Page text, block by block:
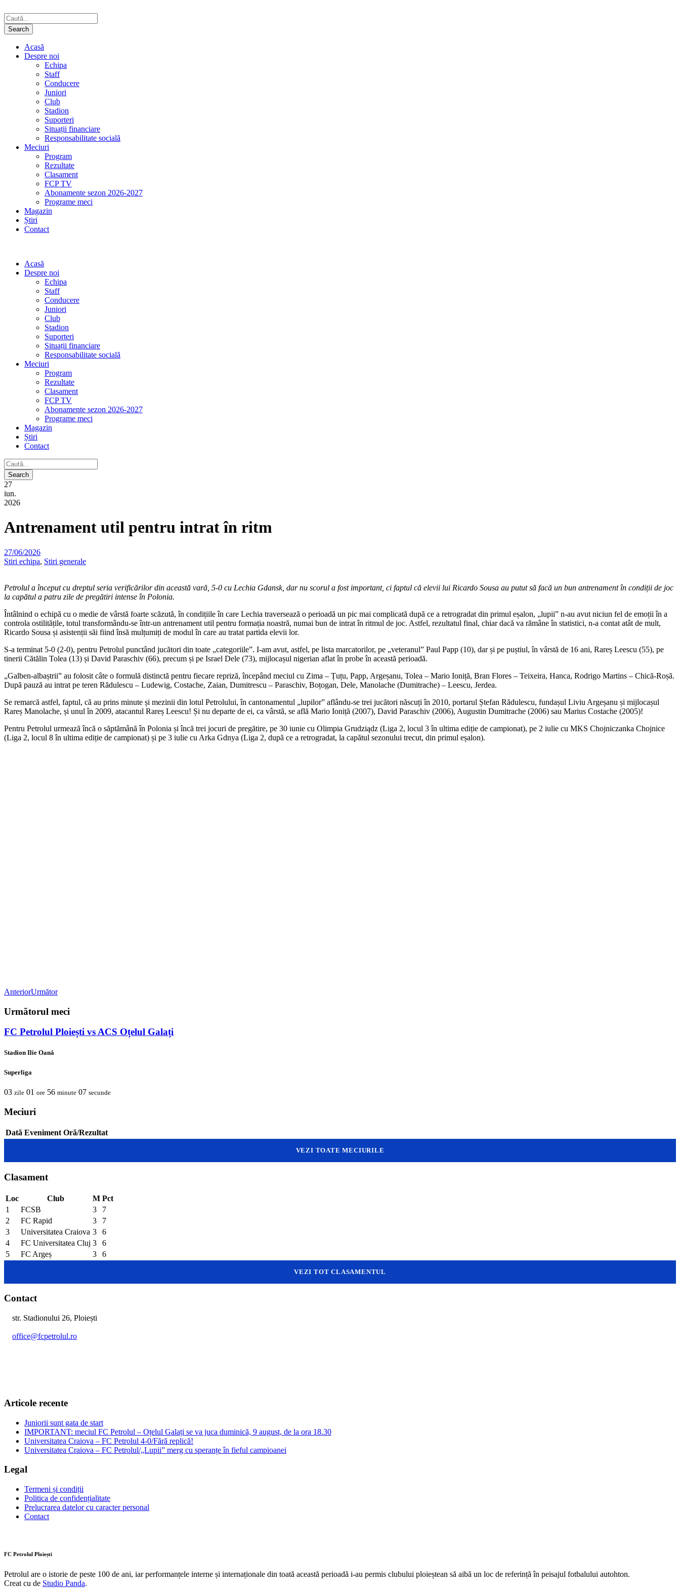
Acasă
Despre noi
Echipa
Staff
Conducere
Juniori
Club
Stadion
Suporteri
Situații financiare
Responsabilitate socială
Meciuri
Program
Rezultate
Clasament
FCP TV
Abonamente sezon 2026-2027
Programe meci
Magazin
Știri
Contact
Acasă
Despre noi
Echipa
Staff
Conducere
Juniori
Club
Stadion
Suporteri
Situații financiare
Responsabilitate socială
Meciuri
Program
Rezultate
Clasament
FCP TV
Abonamente sezon 2026-2027
Programe meci
Magazin
Știri
Contact
27
iun.
2026
Antrenament util pentru intrat în ritm
27/06/2026
Stiri echipa, Stiri generale
Petrolul a început cu dreptul seria verificărilor din această vară, 5-0 cu Lechia Gdansk, dar nu scorul a fost important, ci faptul că elevii lui Ricardo Sousa au putut să facă un bun antrenament în condiții de joc
la capătul a patru zile de pregătiri intense în Polonia.
Întâlnind o echipă cu o medie de vârstă foarte scăzută, în condițiile în care Lechia traversează o perioadă un pic mai complicată după ce a retrogradat din primul eșalon, „lupii” n-au avut niciun fel de emoții în a
controla ostilitățile, totul transformându-se într-un antrenament util pentru formația noastră, numai bun de intrat în ritmul de joc. Astfel, rezultatul final, chiar dacă va rămâne în statistici, n-a contat atât de mult,
Ricardo Sousa și asistenții săi fiind însă mulțumiți de modul în care au tratat partida elevii lor.
S-a terminat 5-0 (2-0), pentru Petrolul punctând jucători din toate „categoriile”. I-am avut, astfel, pe lista marcatorilor, pe „veteranul” Paul Papp (10), dar și pe puștiul, în vârstă de 16 ani, Rareș Leescu (55), pe
tinerii Cătălin Tolea (13) și David Paraschiv (66), precum și pe Israel Dele (73), mijlocașul nigerian aflat în probe în această perioadă.
„Galben-albaștrii” au folosit câte o formulă distinctă pentru fiecare repriză, începând meciul cu Zima – Țuțu, Papp, Argeșanu, Tolea – Mario Ioniță, Bran Flores – Teixeira, Hanca, Rodrigo Martins – Chică-Roșă.
După pauză au intrat pe teren Rădulescu – Ludewig, Costache, Zaian, Dumitrescu – Paraschiv, Boțogan, Dele, Manolache (Dumitrache) – Leescu, Jerdea.
Se remarcă astfel, faptul, că au prins minute și mezinii din lotul Petrolului, în cantonamentul „lupilor” aflându-se trei jucători născuți în 2010, portarul Ștefan Rădulescu, fundașul Liviu Argeșanu și mijlocașul
Rareș Manolache, și unul în 2009, atacantul Rareș Leescu! Și nu departe de ei, ca vârstă, se află Mario Ioniță (2007), David Paraschiv (2006), Augustin Dumitrache (2006) sau Marius Costache (2005)!
Pentru Petrolul urmează încă o săptămână în Polonia și încă trei jocuri de pregătire, pe 30 iunie cu Olimpia Grudziądz (Liga 2, locul 3 în ultima ediție de campionat), pe 2 iulie cu MKS Chojniczanka Chojnice
(Liga 2, locul 8 în ultima ediție de campionat) și pe 3 iulie cu Arka Gdnya (Liga 2, după ce a retrogradat, la capătul sezonului trecut, din primul eșalon).
AnteriorUrmător
Următorul meci
FC Petrolul Ploiești vs ACS Oțelul Galați
Stadion Ilie Oană
Superliga
03 zile 01 ore 56 minute 07 secunde
Meciuri
Dată Eveniment Oră/Rezultat
VEZI TOATE MECIURILE
Clasament
Loc Club M Pct
1
FCSB 3
7
2
FC Rapid 3
7
3
Universitatea Craiova 3
6
4
FC Universitatea Cluj 3
6
5
FC Argeș 3 6
VEZI TOT CLASAMENTUL
Contact
str. Stadionului 26, Ploiești
office@fcpetrolul.ro
Articole recente
Juniorii sunt gata de start
IMPORTANT: meciul FC Petrolul – Oțelul Galați se va juca duminică, 9 august, de la ora 18.30
Universitatea Craiova – FC Petrolul 4-0/Fără replică!
Universitatea Craiova – FC Petrolul/„Lupii” merg cu speranțe în fieful campioanei
Legal
Termeni și condiții
Politica de confidențialitate
Prelucrarea datelor cu caracter personal
Contact
FC Petrolul Ploiești
Petrolul are o istorie de peste 100 de ani, iar performanțele interne și internaționale din toată această perioadă i-au permis clubului ploieștean să aibă un loc de referință în peisajul fotbalului autohton.
Creat cu de Studio Panda.